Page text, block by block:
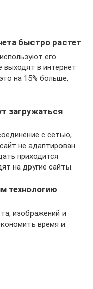
быстро растет
его
выходят в интернет
на 15% больше,
загружаться
с сетью,
не адаптирован
приходится
на другие сайты.
технологию
изображений и
время и